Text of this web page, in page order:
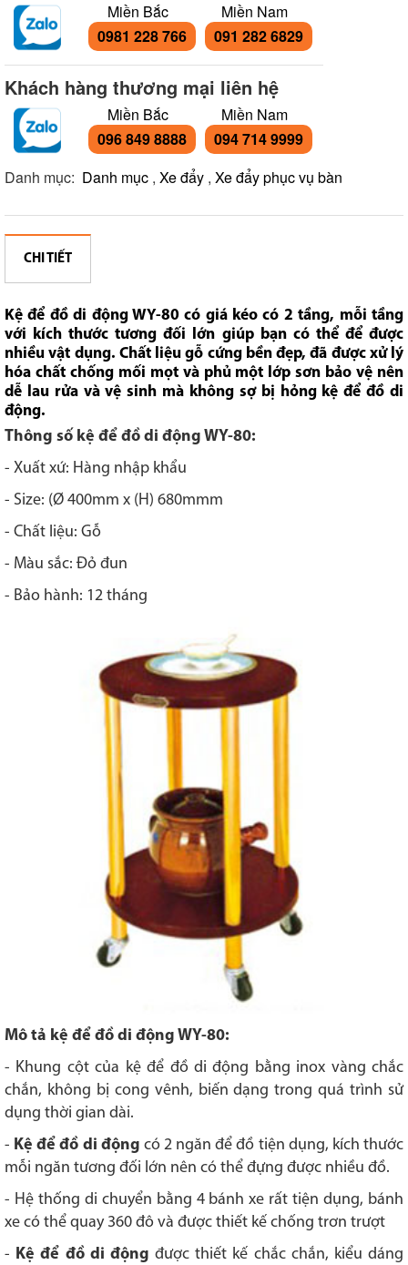
Miền Bắc
0981 228 766
Miền Nam
091 282 6829
Khách hàng thương mại liên hệ
Miền Bắc
096 849 8888
Miền Nam
094 714 9999
Danh mục: Danh mục , Xe đẩy , Xe đẩy phục vụ bàn
CHI TIẾT
Kệ để đồ di động WY-80 có giá kéo có 2 tầng, mỗi tầng
với kích thước tương đối lớn giúp bạn có thể để được
nhiều vật dụng. Chất liệu gỗ cứng bền đẹp, đã được xử lý
hóa chất chống mối mọt và phủ một lớp sơn bảo vệ nên
dễ lau rửa và vệ sinh mà không sợ bị hỏng kệ để đồ di
động.
Thông số kệ để đồ di động WY-80:
- Xuất xứ: Hàng nhập khẩu
- Size: (Ø 400mm x (H) 680mmm
- Chất liệu: Gỗ
- Màu sắc: Đỏ đun
- Bảo hành: 12 tháng
Mô tả kệ để đồ di động WY-80:
- Khung cột của kệ để đồ di động bằng inox vàng chắc
chắn, không bị cong vênh, biến dạng trong quá trình sử
dụng thời gian dài.
- Kệ để đồ di động có 2 ngăn để đồ tiện dụng, kích thước
mỗi ngăn tương đối lớn nên có thể đựng được nhiều đồ.
- Hệ thống di chuyển bằng 4 bánh xe rất tiện dụng, bánh
xe có thể quay 360 đô và được thiết kế chống trơn trượt
- Kệ để đồ di độngđược thiết kế chắc chắn, kiểu dáng